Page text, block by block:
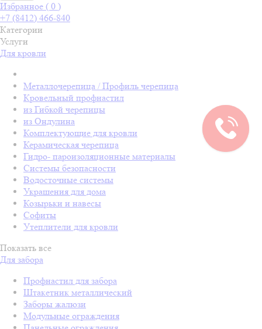
Избранное ( 0 )
+7 (8412) 466-840
Категории
Услуги
Для кровли
Металлочерепица / Профиль черепица
Кровельный профнастил
из Гибкой черепицы
из Ондулина
Комплектующие для кровли
Керамическая черепица
Гидро- пароизоляционные материалы
Системы безопасности
Водосточные системы
Украшения для дома
Козырьки и навесы
Софиты
Утеплители для кровли
Показать все
Для забора
Профнастил для забора
Штакетник металлический
Заборы жалюзи
Модульные ограждения